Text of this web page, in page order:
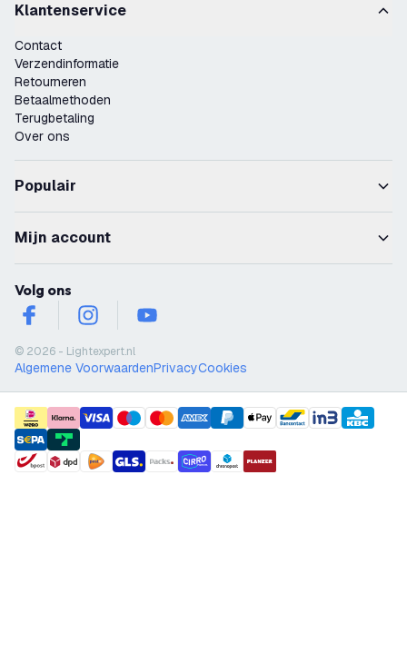
Klantenservice
Contact
Verzendinformatie
Retourneren
Betaalmethoden
Terugbetaling
Over ons
Populair
Mijn account
Volg ons
facebookinstagramyoutube
© 2026 - Lightexpert.nl
Algemene VoorwaardenPrivacyCookies
payment methods
shipment methods